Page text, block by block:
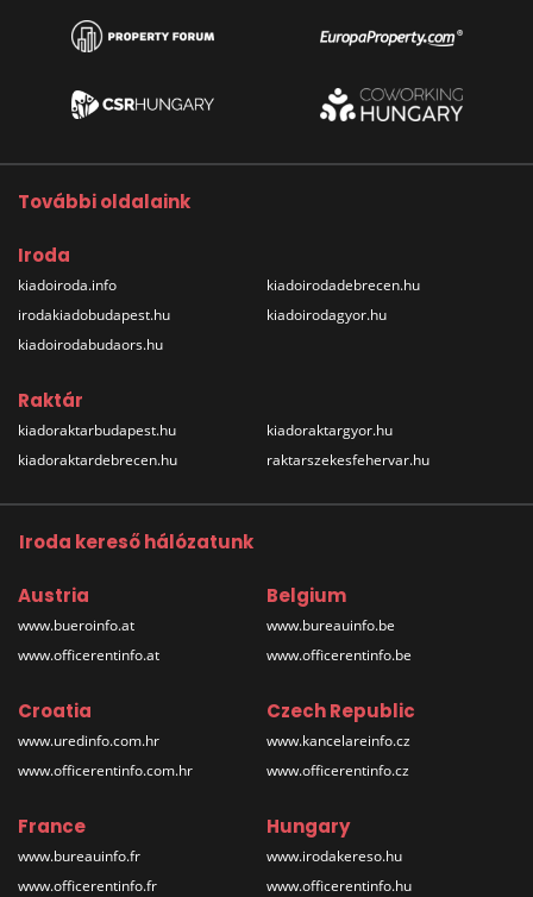
További oldalaink
Iroda
kiadoiroda.info
irodakiadobudapest.hu
kiadoirodabudaors.hu
kiadoirodadebrecen.hu
kiadoirodagyor.hu
Raktár
kiadoraktarbudapest.hu
kiadoraktardebrecen.hu
kiadoraktargyor.hu
raktarszekesfehervar.hu
Iroda kereső hálózatunk
Austria
www.bueroinfo.at
www.officerentinfo.at
Belgium
www.bureauinfo.be
www.officerentinfo.be
Croatia
www.uredinfo.com.hr
www.officerentinfo.com.hr
Czech Republic
www.kancelareinfo.cz
www.officerentinfo.cz
France
www.bureauinfo.fr
www.officerentinfo.fr
Hungary
www.irodakereso.hu
www.officerentinfo.hu